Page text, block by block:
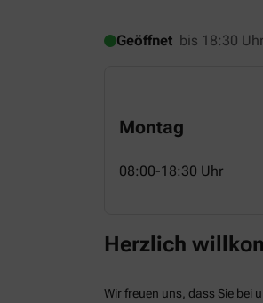
Geöffnet bis 18:30 Uhr
Montag
08:00-18:30 Uhr
Herzlich
Wir freuen uns, dass Sie bei